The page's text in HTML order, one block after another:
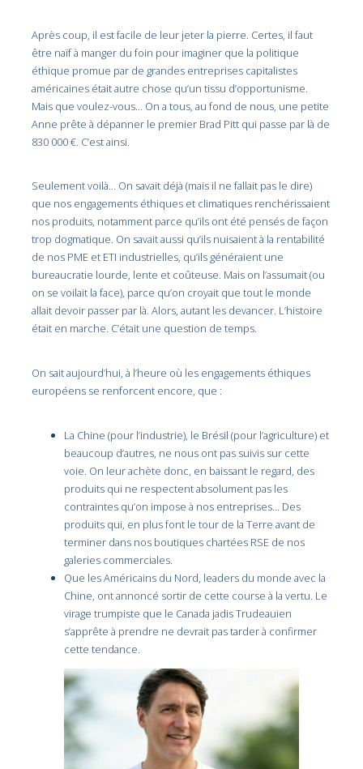
Après coup, il est facile de leur jeter la pierre. Certes, il faut
être naïf à manger du foin pour imaginer que la politique
éthique promue par de grandes entreprises capitalistes
américaines était autre chose qu’un tissu d’opportunisme.
Mais que voulez-vous… On a tous, au fond de nous, une petite
Anne prête à dépanner le premier Brad Pitt qui passe par là de
830 000 €. C’est ainsi.
Seulement voilà… On savait déjà (mais il ne fallait pas le dire)
que nos engagements éthiques et climatiques renchérissaient
nos produits, notamment parce qu’ils ont été pensés de façon
trop dogmatique. On savait aussi qu’ils nuisaient à la rentabilité
de nos PME et ETI industrielles, qu’ils généraient une
bureaucratie lourde, lente et coûteuse. Mais on l’assumait (ou
on se voilait la face), parce qu’on croyait que tout le monde
allait devoir passer par là. Alors, autant les devancer. L’histoire
était en marche. C’était une question de temps.
On sait aujourd’hui, à l’heure où les engagements éthiques
européens se renforcent encore, que :
La Chine (pour l’industrie), le Brésil (pour l’agriculture) et
beaucoup d’autres, ne nous ont pas suivis sur cette
voie. On leur achète donc, en baissant le regard, des
produits qui ne respectent absolument pas les
contraintes qu’on impose à nos entreprises… Des
produits qui, en plus font le tour de la Terre avant de
terminer dans nos boutiques chartées RSE de nos
galeries commerciales.
Que les Américains du Nord, leaders du monde avec la
Chine, ont annoncé sortir de cette course à la vertu. Le
virage trumpiste que le Canada jadis Trudeauien
s’apprête à prendre ne devrait pas tarder à confirmer
cette tendance.